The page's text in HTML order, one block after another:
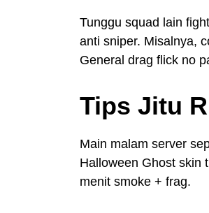
Tunggu squad lain
anti sniper. Misalnya,
General drag flick no
Tips Jitu
Main malam server
Halloween Ghost skin
menit smoke + frag.